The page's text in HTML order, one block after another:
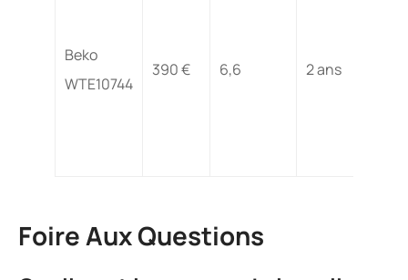
Beko
WTE10744
390 € 6,6 2 ans
Foire Aux Questions